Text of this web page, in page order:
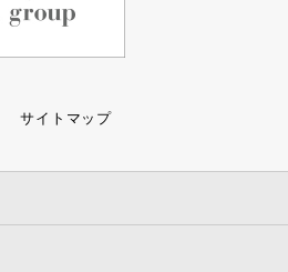
サイトマップ